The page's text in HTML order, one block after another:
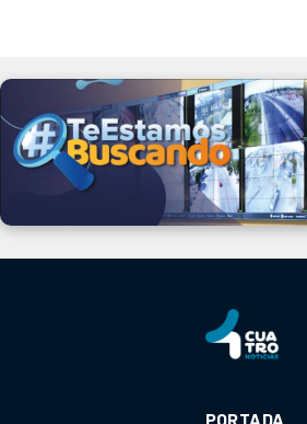
PORTADA